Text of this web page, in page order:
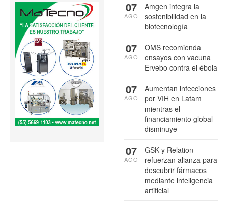
Amgen integra la
sostenibilidad en la
biotecnología
07
AGO
OMS recomienda
ensayos con vacuna
Ervebo contra el ébola
07
AGO
Aumentan infecciones
por VIH en Latam
mientras el
financiamiento global
disminuye
07
AGO
GSK y Relation
refuerzan alianza para
descubrir fármacos
mediante inteligencia
artificial
07
AGO